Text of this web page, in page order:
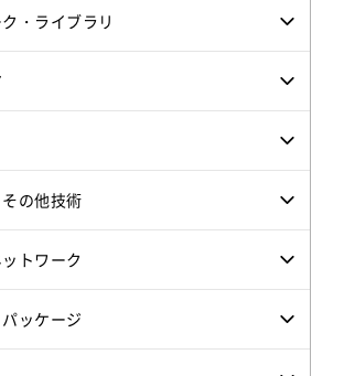
・ライブラリ
の他技術
トワーク
ッケージ